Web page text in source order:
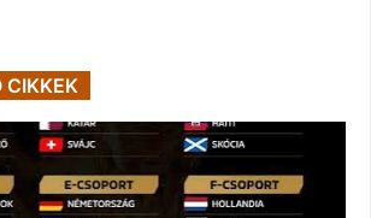
CIKKEK